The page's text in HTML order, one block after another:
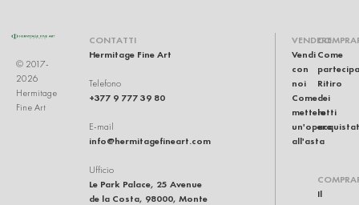
© 2017-
2026
Hermitage
Fine Art
CONTATTI
Hermitage Fine Art
Telefono
+377 9 777 39 80
E-mail
info@hermitagefineart.com
Ufficio
Le Park Palace, 25 Avenue
de la Costa, 98000, Monte
VENDERE
Vendi
con
noi
Come
mettere
un'opera
all'asta
Come
Ritiro
dei
lotti
Il